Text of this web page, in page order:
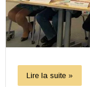
Lire la suite »